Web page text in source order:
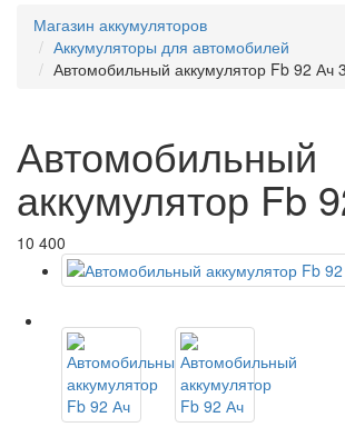
Магазин аккумуляторов
Аккумуляторы для автомобилей
Автомобильный аккумулятор Fb 92 Ач
Автомобильный
аккумулятор Fb
10 400